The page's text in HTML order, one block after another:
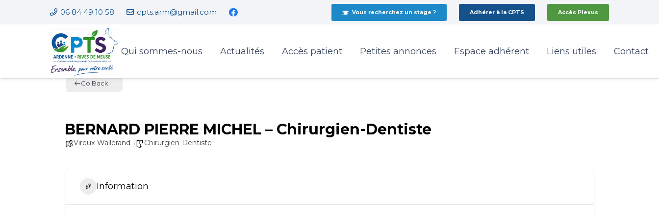
06 84 49 10 58 cpts.arm@gmail.com Vous recherchez un stage ? Adhérer à la CPTS Accès Plexus
Qui sommes-nous Actualités Accès patient Petites annonces Espace adhérent Liens utiles Contact
Go Back
BERNARD PIERRE MICHEL – Chirurgien-Dentiste
Vireux-Wallerand Chirurgien-Dentiste
Information